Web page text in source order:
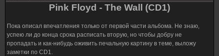
Pink Floyd - The Wall (CD1)
Пока описал впечатления только от первой части альбома. Не знаю,
успею ли до конца срока расписать вторую, но чтобы добру не
пропадать и как-нибудь оживить печальную картину в теме, выложу
заметки по CD1.